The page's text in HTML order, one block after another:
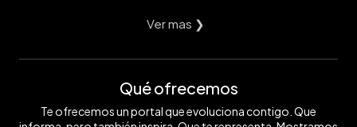
Ver mas ❯
Qué ofrecemos
Te ofrecemos un portal que evoluciona contigo. Que